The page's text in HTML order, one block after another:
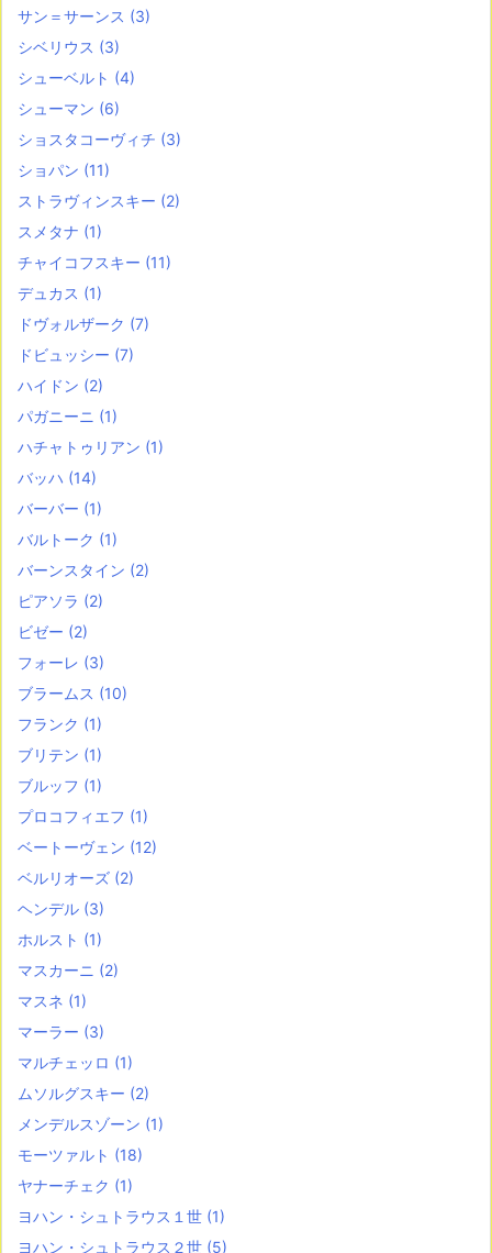
サン＝サーンス (3)
シベリウス (3)
シューベルト (4)
シューマン (6)
ショスタコーヴィチ (3)
ショパン (11)
ストラヴィンスキー (2)
スメタナ (1)
チャイコフスキー (11)
デュカス (1)
ドヴォルザーク (7)
ドビュッシー (7)
ハイドン (2)
パガニーニ (1)
ハチャトゥリアン (1)
バッハ (14)
バーバー (1)
バルトーク (1)
バーンスタイン (2)
ピアソラ (2)
ビゼー (2)
フォーレ (3)
ブラームス (10)
フランク (1)
ブリテン (1)
ブルッフ (1)
プロコフィエフ (1)
ベートーヴェン (12)
ベルリオーズ (2)
ヘンデル (3)
ホルスト (1)
マスカーニ (2)
マスネ (1)
マーラー (3)
マルチェッロ (1)
ムソルグスキー (2)
メンデルスゾーン (1)
モーツァルト (18)
ヤナーチェク (1)
ヨハン・シュトラウス１世 (1)
ヨハン・シュトラウス２世 (5)